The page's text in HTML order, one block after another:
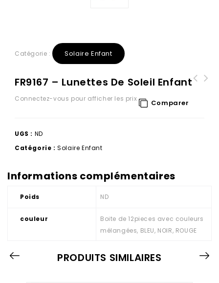
Catégorie : Solaire Enfant
FR9167 – Lunettes De Soleil Enfant
Connectez-vous pour afficher les prix Comparer
UGS : ND
Catégorie :Solaire Enfant
Informations complémentaires
Poids ND
couleur
Boite de 12pieces avec couleurs
mélangées, BLEU, NOIR, ROUGE
PRODUITS SIMILAIRES